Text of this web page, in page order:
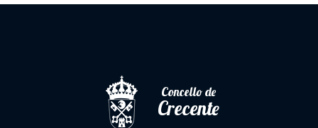
Concello de
Crecente